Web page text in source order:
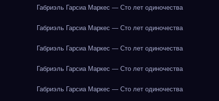
Габриэль Гарсиа Маркес — Сто лет одиночества
Габриэль Гарсиа Маркес — Сто лет одиночества
Габриэль Гарсиа Маркес — Сто лет одиночества
Габриэль Гарсиа Маркес — Сто лет одиночества
Габриэль Гарсиа Маркес — Сто лет одиночества